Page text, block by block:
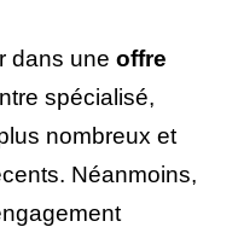
dans une offre
spécialisé,
nombreux et
Néanmoins,